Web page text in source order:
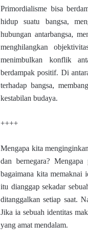
Primordialisme bisa
hidup suatu bangsa,
hubungan antarbangsa,
menghilangkan
menimbulkan konflik
berdampak positif. Di
terhadap bangsa,
kestabilan budaya.
++++
Mengapa kita
dan bernegara?
bagaimana kita memaknai
itu dianggap sekadar
ditanggalkan setiap saat.
Jika ia sebuah identitas
yang amat mendalam.